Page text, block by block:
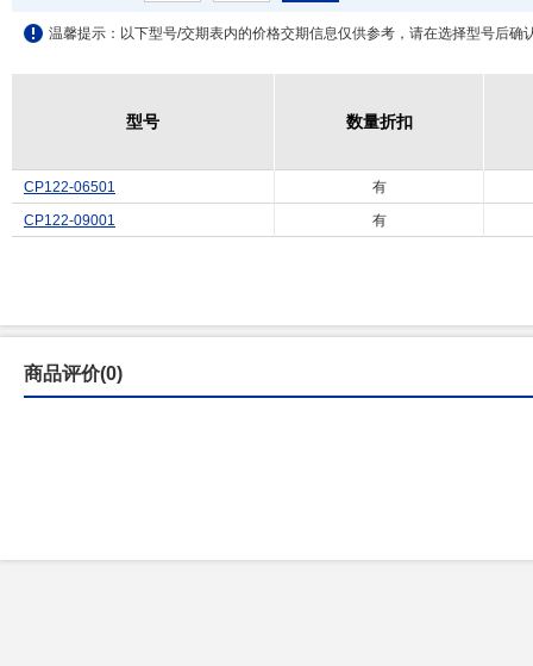
温馨提示：以下型号/交期表内的价格交期信息仅供参考，请在选择型号后确
型号
CP122-06501
CP122-09001
数量折扣
有
有
型号 数量折扣
商品评价(0)